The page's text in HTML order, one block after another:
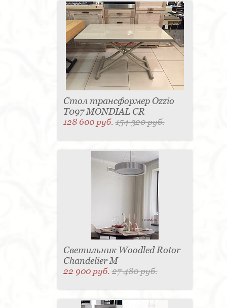
Стол трансформер Ozzio
T097 MONDIAL CR
128 600 руб.154 320 руб.
Светильник Woodled Rotor
Chandelier M
22 900 руб.27 480 руб.